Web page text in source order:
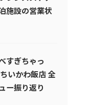
施設の営業状
すぎちゃっ
いかわ飯店 全
ー振り返り